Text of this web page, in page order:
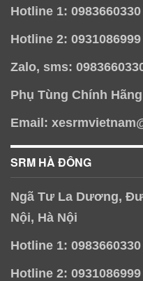
Hotline 1: 0983660330
Hotline 2: 0931086999
Zalo, sms:
Phụ Tùng Chính
Email:
SRM HÀ ĐÔNG
Ngã Tư La Dương,
Nội, Hà Nội
Hotline 1: 0983660330
Hotline 2: 0931086999